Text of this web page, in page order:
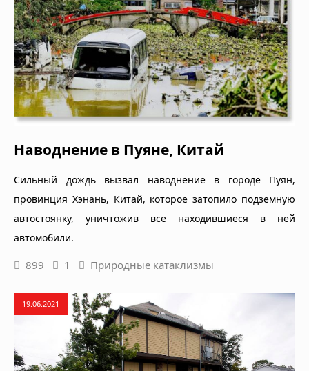
Наводнение в Пуяне, Китай
Сильный дождь вызвал наводнение в городе Пуян,
провинция Хэнань, Китай, которое затопило подземную
автостоянку, уничтожив все находившиеся в ней
автомобили.
899 1 Природные катаклизмы
19.06.2021